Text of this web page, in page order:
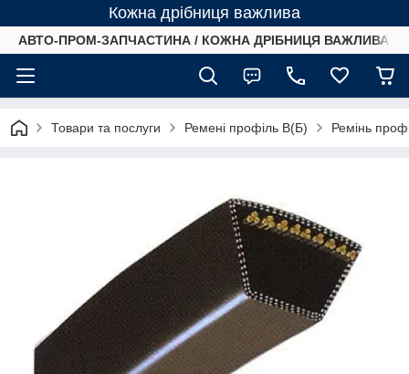
Кожна дрібниця важлива
АВТО-ПРОМ-ЗАПЧАСТИНА / КОЖНА ДРІБНИЦЯ ВАЖЛИВА /
Товари та послуги Ремені профіль B(Б) Ремінь